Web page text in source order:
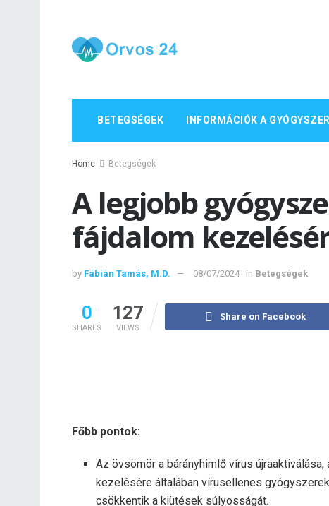
BETEGSÉGEK INFORMÁCIÓK A
Home Betegségek
A legjobb
fájdalom
by Fábián Tamás, M.D. 08/07/2024 in Betegségek
0
SHARES
127
VIEWS
Share on Facebook
Főbb pontok:
Az övsömör a bárányhimlő vírus
kezelésére általában vírusellenes
csökkentik a kiütések súlyosságát.